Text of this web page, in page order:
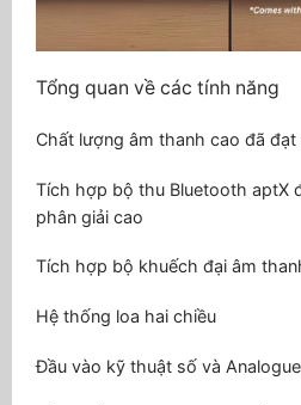
Tổng quan về các tính năng
Chất lượng âm thanh cao đã
Tích hợp bộ thu Bluetooth aptX
phân giải cao
Tích hợp bộ khuếch đại âm
Hệ thống loa hai chiều
Đầu vào kỹ thuật số và